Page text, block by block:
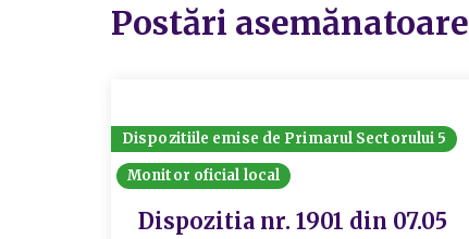
Postări asemănatoare
Dispozitiile emise de Primarul Sectorului 5
Monitor oficial local
Dispozitia nr. 1901 din 07.05